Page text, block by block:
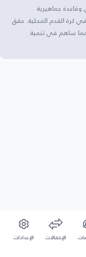
وقاعدة جماهيرية
كرة القدم المحلية. حقق
مما ساهم في تنمية
الإنتقالات الإعدادات